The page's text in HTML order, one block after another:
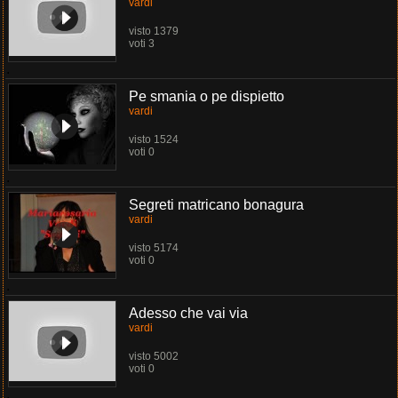
vardi
visto 1379
voti 3
Pe smania o pe dispietto
vardi
visto 1524
voti 0
Segreti matricano bonagura
vardi
visto 5174
voti 0
Adesso che vai via
vardi
visto 5002
voti 0